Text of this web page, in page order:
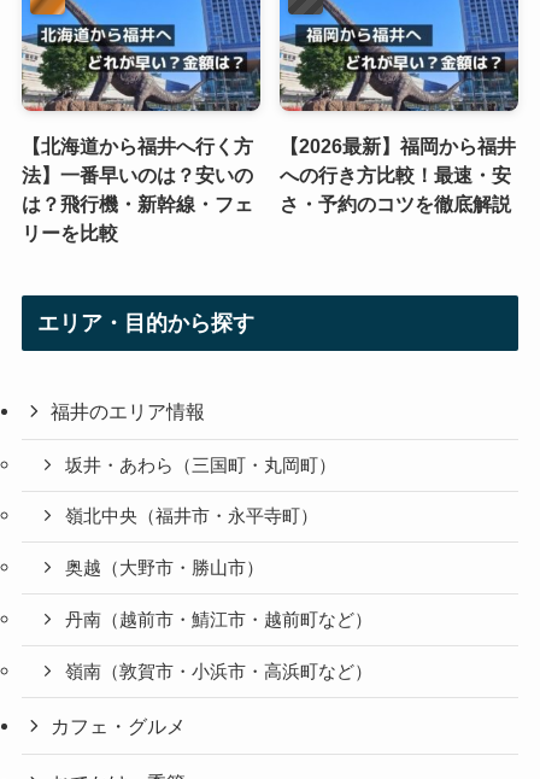
【北海道から福井へ行く方
法】一番早いのは？安いの
は？飛行機・新幹線・フェ
リーを比較
【2026最新】福岡から福井
への行き方比較！最速・安
さ・予約のコツを徹底解説
エリア・目的から探す
福井のエリア情報
坂井・あわら（三国町・丸岡町）
嶺北中央（福井市・永平寺町）
奥越（大野市・勝山市）
丹南（越前市・鯖江市・越前町など）
嶺南（敦賀市・小浜市・高浜町など）
カフェ・グルメ